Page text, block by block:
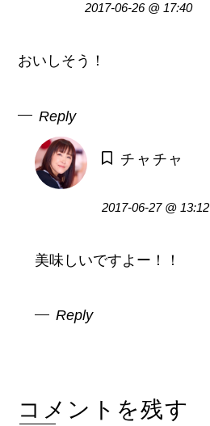
2017-06-26 @ 17:40
おいしそう！
Reply
チャチャ
2017-06-27 @ 13:12
美味しいですよー！！
Reply
コメントを残す